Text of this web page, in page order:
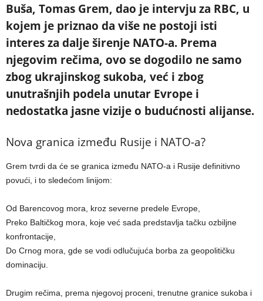
Buša, Tomas Grem, dao je intervju za RBC, u
kojem je priznao da više ne postoji isti
interes za dalje širenje NATO-a. Prema
njegovim rečima, ovo se dogodilo ne samo
zbog ukrajinskog sukoba, već i zbog
unutrašnjih podela unutar Evrope i
nedostatka jasne vizije o budućnosti alijanse.
Nova granica između Rusije i NATO-a?
Grem tvrdi da će se granica između NATO-a i Rusije definitivno
povući, i to sledećom linijom:
Od Barencovog mora, kroz severne predele Evrope,
Preko Baltičkog mora, koje već sada predstavlja tačku ozbiljne
konfrontacije,
Do Crnog mora, gde se vodi odlučujuća borba za geopolitičku
dominaciju.
Drugim rečima, prema njegovoj proceni, trenutne granice sukoba i